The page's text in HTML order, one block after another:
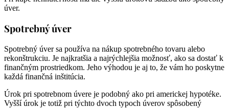
úver.
Spotrebný úver
Spotrebný úver sa používa na nákup spotrebného tovaru alebo
rekonštrukciu. Je najkratšia a najrýchlejšia možnosť, ako sa dostať k
finančným prostriedkom. Jeho výhodou je aj to, že vám ho poskytne
každá finančná inštitúcia.
Úrok pri spotrebnom úvere je podobný ako pri americkej hypotéke.
Vyšší úrok je totiž pri týchto dvoch typoch úverov spôsobený